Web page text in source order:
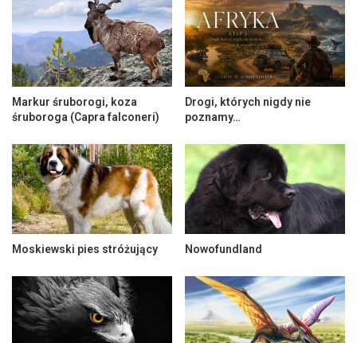
Markur śruborogi, koza
śruboroga (Capra falconeri)
Drogi, których nigdy nie
poznamy…
Moskiewski pies stróżujący Nowofundland